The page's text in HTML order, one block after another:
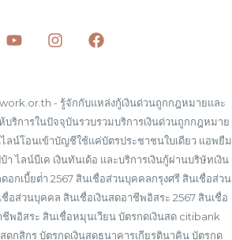
- รู้จักกับแหล่งกู้เงินด่วนถูกกฎหมายและ
บริการในปัจจุบันรวบรวมบริการเงินด่วนถูกกฎหมาย
ลน์โอนเข้าบัญชีใช้แค่บัตรประชาชนใบเดียว แอพยืม
า ไลน์บีเค เงินทันเด้อ และบริการเงินกู้ผ่านบริษัทเงิน
กเบี้ยต่ํา 2567 สินเชื่อส่วนบุคคลกรุงศรี สินเชื่อส่วน
ส่วนบุคคล สินเชื่อเงินสดอาชีพอิสระ 2567 สินเชื่อ
พอิสระ สินเชื่อหมุนเวียน บัตรกดเงินสด citibank
กสิกร บัตรกดเงินสดธนาคารเกียรตินาคิน บัตรกด